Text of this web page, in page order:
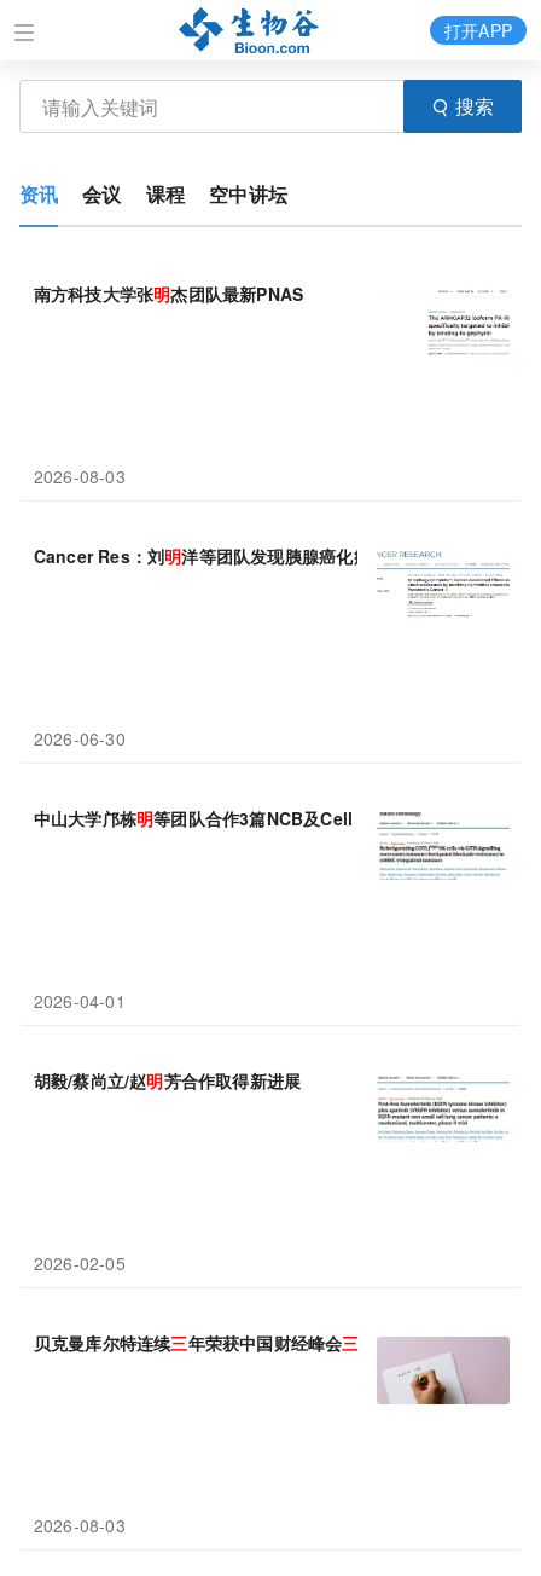
搜索
打开APP
资讯 会议 课程 空中讲坛
南方科技大学张明杰团队最新PNAS
2026-08-03
Cancer Res：刘明洋等团队发现胰腺癌化疗耐药新策略
2026-06-30
中山大学邝栋明等团队合作3篇NCB及Cell Res
2026-04-01
胡毅/蔡尚立/赵明芳合作取得新进展
2026-02-05
贝克曼库尔特连续三年荣获中国财经峰会三 项大奖
2026-08-03